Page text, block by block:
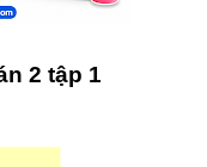
2 tập 1